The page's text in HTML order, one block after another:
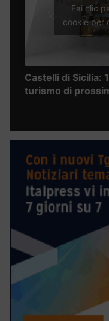
Fai clic
cookie per
Castelli di Sicilia:
turismo di